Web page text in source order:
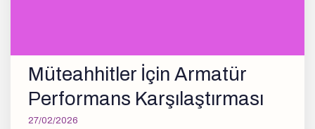
Müteahhitler İçin Armatür
Performans Karşılaştırması
27/02/2026